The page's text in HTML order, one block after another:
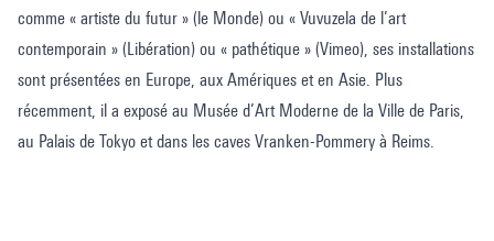
comme « artiste du futur » (le Monde) ou « Vuvuzela de l’art
contemporain » (Libération) ou « pathétique » (Vimeo), ses installations
sont présentées en Europe, aux Amériques et en Asie. Plus
récemment, il a exposé au Musée d’Art Moderne de la Ville de Paris,
au Palais de Tokyo et dans les caves Vranken-Pommery à Reims.